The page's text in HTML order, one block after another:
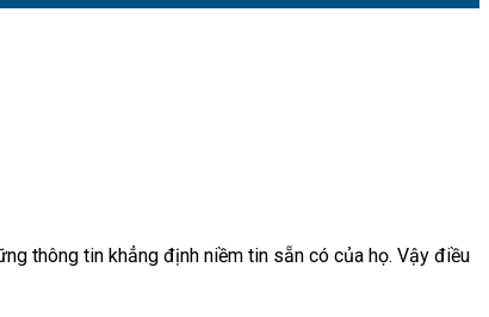
thông tin khẳng định niềm tin sẵn có của họ. Vậy điều